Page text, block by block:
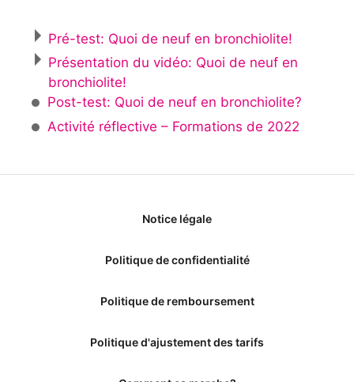
Pré-test: Quoi de neuf en bronchiolite!
Présentation du vidéo: Quoi de neuf en
bronchiolite!
Post-test: Quoi de neuf en bronchiolite?
Activité réflective – Formations de 2022
Notice légale
Politique de confidentialité
Politique de remboursement
Politique d'ajustement des tarifs